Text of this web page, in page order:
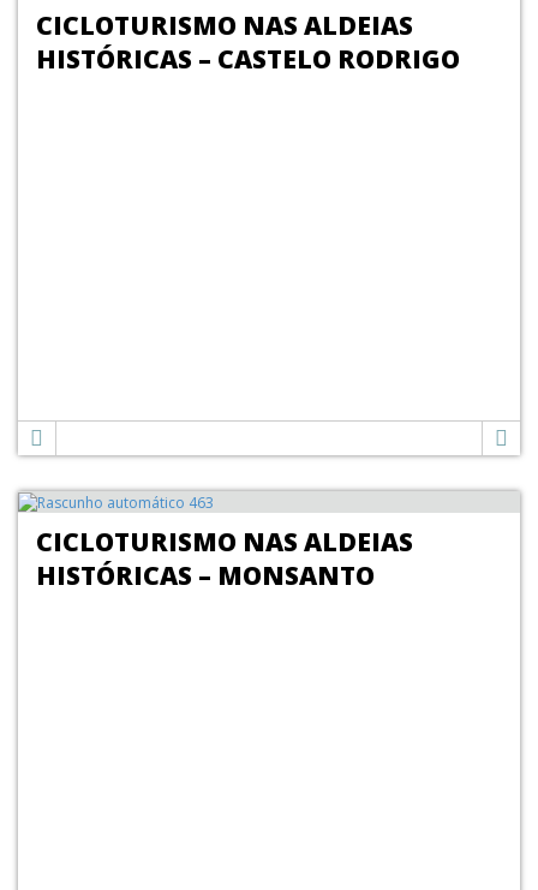
CICLOTURISMO NAS ALDEIAS
HISTÓRICAS – CASTELO RODRIGO
CICLOTURISMO NAS ALDEIAS
HISTÓRICAS – MONSANTO